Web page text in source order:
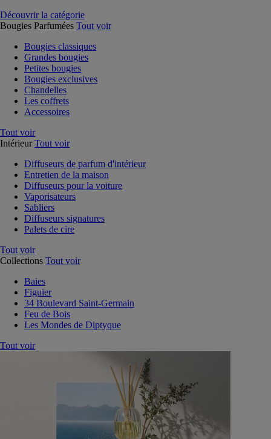
Découvrir la catégorie
Bougies Parfumées Tout voir
Bougies classiques
Grandes bougies
Petites bougies
Bougies exclusives
Chandelles
Les coffrets
Accessoires
Tout voir
Intérieur Tout voir
Diffuseurs de parfum d'intérieur
Entretien de la maison
Diffuseurs pour la voiture
Vaporisateurs
Sabliers
Diffuseurs signatures
Palets de cire
Tout voir
Collections Tout voir
Baies
Figuier
34 Boulevard Saint-Germain
Feu de Bois
Les Mondes de Diptyque
Tout voir